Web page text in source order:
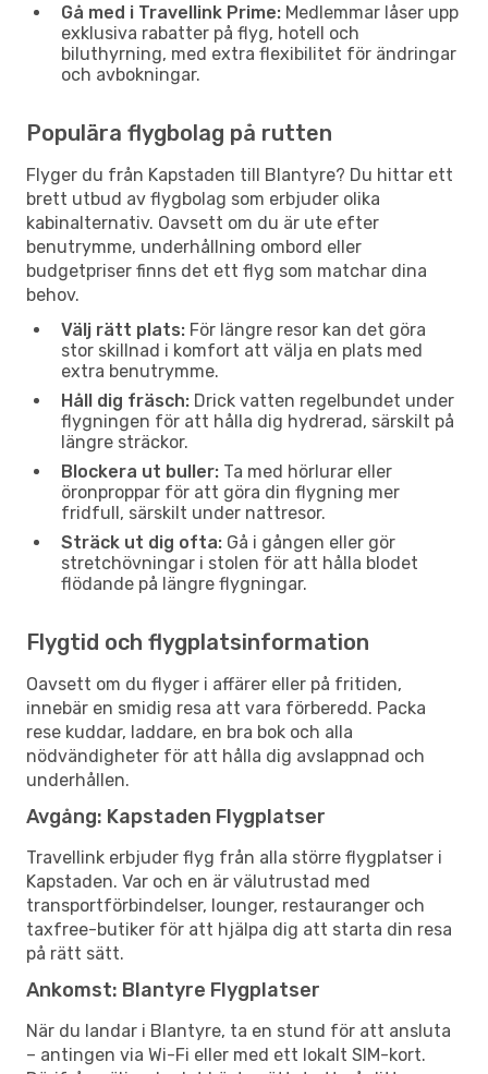
Gå med i Travellink Prime: Medlemmar låser upp
exklusiva rabatter på flyg, hotell och
biluthyrning, med extra flexibilitet för ändringar
och avbokningar.
Populära flygbolag på rutten
Flyger du från Kapstaden till Blantyre? Du hittar ett
brett utbud av flygbolag som erbjuder olika
kabinalternativ. Oavsett om du är ute efter
benutrymme, underhållning ombord eller
budgetpriser finns det ett flyg som matchar dina
behov.
Välj rätt plats: För längre resor kan det göra
stor skillnad i komfort att välja en plats med
extra benutrymme.
Håll dig fräsch: Drick vatten regelbundet under
flygningen för att hålla dig hydrerad, särskilt på
längre sträckor.
Blockera ut buller: Ta med hörlurar eller
öronproppar för att göra din flygning mer
fridfull, särskilt under nattresor.
Sträck ut dig ofta: Gå i gången eller gör
stretchövningar i stolen för att hålla blodet
flödande på längre flygningar.
Flygtid och flygplatsinformation
Oavsett om du flyger i affärer eller på fritiden,
innebär en smidig resa att vara förberedd. Packa
rese kuddar, laddare, en bra bok och alla
nödvändigheter för att hålla dig avslappnad och
underhållen.
Avgång: Kapstaden Flygplatser
Travellink erbjuder flyg från alla större flygplatser i
Kapstaden. Var och en är välutrustad med
transportförbindelser, lounger, restauranger och
taxfree-butiker för att hjälpa dig att starta din resa
på rätt sätt.
Ankomst: Blantyre Flygplatser
När du landar i Blantyre, ta en stund för att ansluta
– antingen via Wi-Fi eller med ett lokalt SIM-kort.